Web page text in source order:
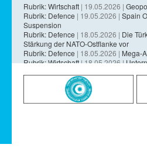
Rubrik: Wirtschaft | 19.05.2026 |
Rubrik: Defence | 19.05.2026 | Spain
Suspension
Rubrik: Defence | 18.05.2026 | Die
Stärkung der NATO-Ostflanke vor
Rubrik: Defence | 18.05.2026 | Mega-
Rubrik: Wirtschaft| 18.05.2026 |